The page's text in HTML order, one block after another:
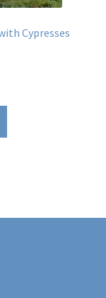
Cypresses
optie